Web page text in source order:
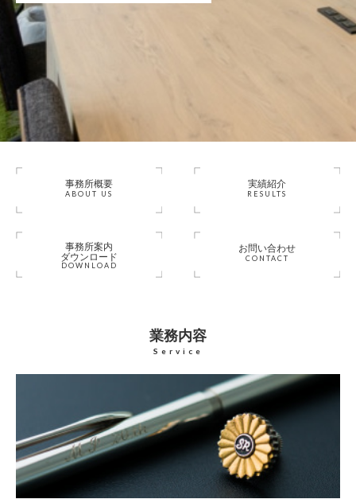
事務所概要
ABOUT US
実績紹介
RESULTS
事務所案内
ダウンロード
DOWNLOAD
お問い合わせ
CONTACT
業務内容
Service